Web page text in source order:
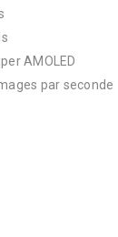
AMOLED
par seconde